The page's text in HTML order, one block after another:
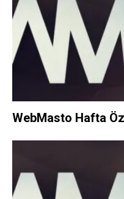
WebMasto Hafta